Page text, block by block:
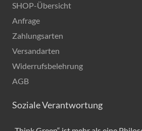
SHOP-Übersicht
Anfrage
Zahlungsarten
Versandarten
Widerrufsbelehrung
AGB
Soziale Verantwortung